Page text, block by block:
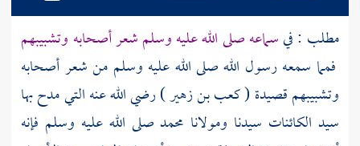
مطلب : فيسماعه صلى الله عليه وسلم شعر أصحابه وتشبيبهم
فمما سمعه رسول الله صلى الله عليه وسلم من شعر أصحابه
وتشبيبهم قصيدة (كعب بن زهير) رضي الله عنه التي مدح بها
سيد الكائنات سيدنا ومولانا محمد صلى الله عليه وسلم فإنه